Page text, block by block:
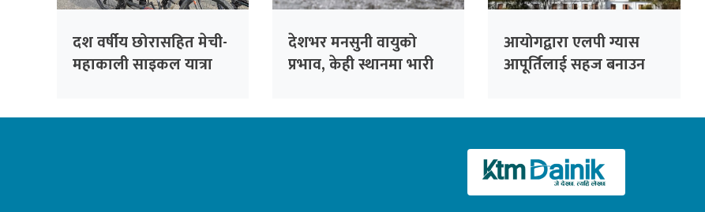
दश वर्षीय छोरासहित मेची-
महाकाली साइकल यात्रा
देशभर मनसुनी वायुको
प्रभाव, केही स्थानमा भारी
आयोगद्वारा एलपी ग्यास
आपूर्तिलाई सहज बनाउन